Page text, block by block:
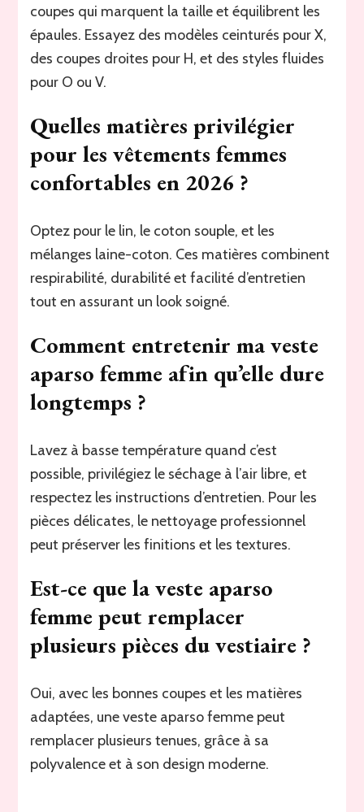
coupes qui marquent la taille et équilibrent les
épaules. Essayez des modèles ceinturés pour X,
des coupes droites pour H, et des styles fluides
pour O ou V.
Quelles matières privilégier
pour les vêtements femmes
confortables en 2026 ?
Optez pour le lin, le coton souple, et les
mélanges laine-coton. Ces matières combinent
respirabilité, durabilité et facilité d’entretien
tout en assurant un look soigné.
Comment entretenir ma veste
aparso femme afin qu’elle dure
longtemps ?
Lavez à basse température quand c’est
possible, privilégiez le séchage à l’air libre, et
respectez les instructions d’entretien. Pour les
pièces délicates, le nettoyage professionnel
peut préserver les finitions et les textures.
Est-ce que la veste aparso
femme peut remplacer
plusieurs pièces du vestiaire ?
Oui, avec les bonnes coupes et les matières
adaptées, une veste aparso femme peut
remplacer plusieurs tenues, grâce à sa
polyvalence et à son design moderne.